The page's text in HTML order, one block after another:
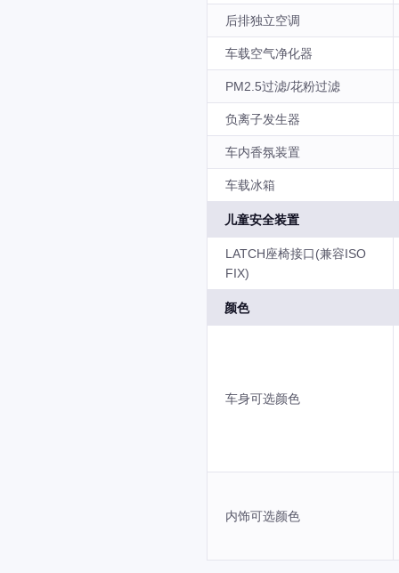
后排独立空调
车载空气净化器
PM2.5过滤/花粉过滤
负离子发生器
车内香氛装置
车载冰箱
儿童安全装置
LATCH座椅接口(兼容ISO
FIX)
颜色
车身可选颜色
内饰可选颜色